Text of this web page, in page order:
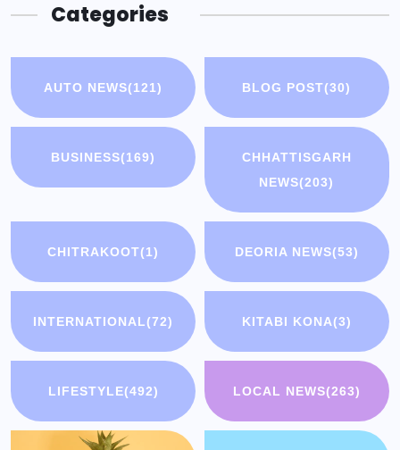
Categories
AUTO NEWS(121) BLOG POST(30)
BUSINESS(169)
CHHATTISGARH
NEWS(203)
CHITRAKOOT(1) DEORIA NEWS(53)
INTERNATIONAL(72) KITABI KONA(3)
LIFESTYLE(492) LOCAL NEWS(263)